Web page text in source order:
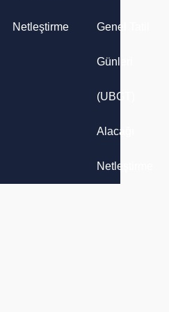
Netleştirme Genel Tatil
Günleri
(UBGT)
Alacağı
Netleştirme